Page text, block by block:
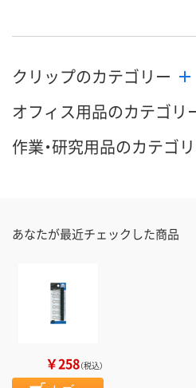
クリップのカテゴリー
オフィス用品のカテゴリ
作業・研究用品のカテゴ
あなたが最近チェックした商品
￥258（税込）